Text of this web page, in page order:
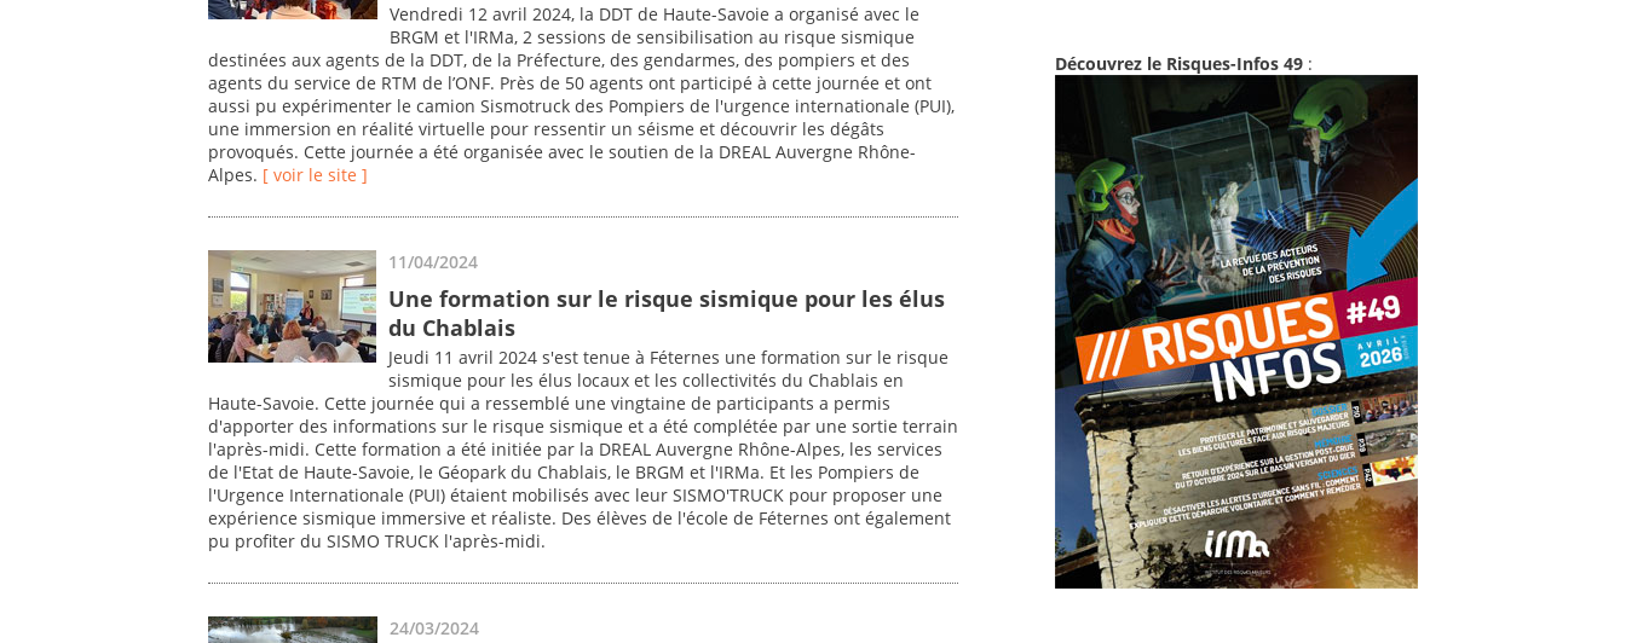
Vendredi 12 avril 2024, la DDT de Haute-Savoie a organisé avec le
BRGM et l'IRMa, 2 sessions de sensibilisation au risque sismique
destinées aux agents de la DDT, de la Préfecture, des gendarmes, des pompiers et des
agents du service de RTM de l’ONF. Près de 50 agents ont participé à cette journée et ont
aussi pu expérimenter le camion Sismotruck des Pompiers de l'urgence internationale (PUI),
une immersion en réalité virtuelle pour ressentir un séisme et découvrir les dégâts
provoqués. Cette journée a été organisée avec le soutien de la DREAL Auvergne Rhône-
Alpes. [ voir le site ]
11/04/2024
Une formation sur le risque sismique pour les élus
du Chablais
Jeudi 11 avril 2024 s'est tenue à Féternes une formation sur le risque
sismique pour les élus locaux et les collectivités du Chablais en
Haute-Savoie. Cette journée qui a ressemblé une vingtaine de participants a permis
d'apporter des informations sur le risque sismique et a été complétée par une sortie terrain
l'après-midi. Cette formation a été initiée par la DREAL Auvergne Rhône-Alpes, les services
de l'Etat de Haute-Savoie, le Géopark du Chablais, le BRGM et l'IRMa. Et les Pompiers de
l'Urgence Internationale (PUI) étaient mobilisés avec leur SISMO'TRUCK pour proposer une
expérience sismique immersive et réaliste. Des élèves de l'école de Féternes ont également
pu profiter du SISMO TRUCK l'après-midi.
24/03/2024
Découvrez le Risques-Infos 49 :